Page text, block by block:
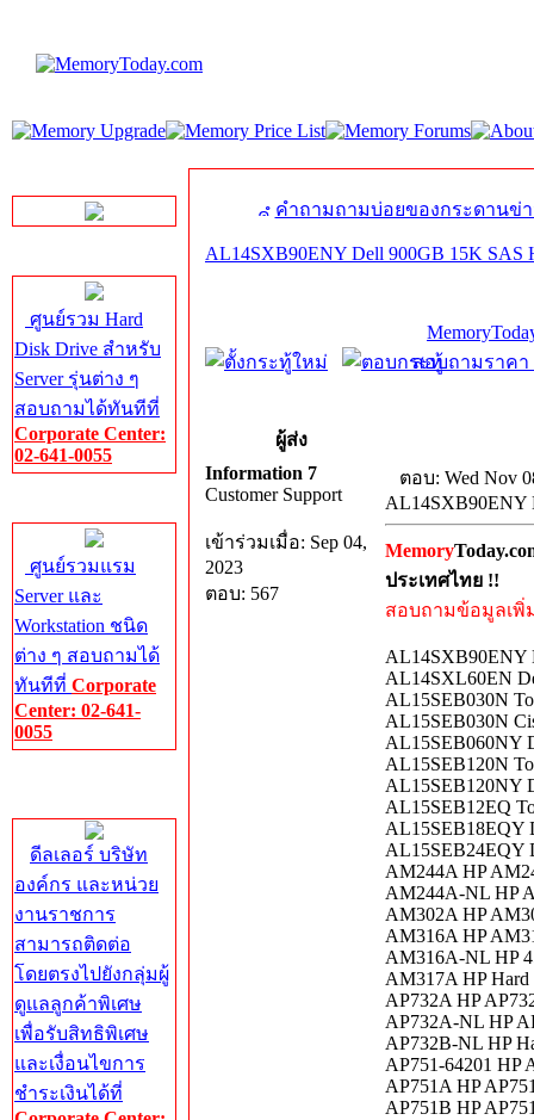
ศูนย์รวม Hard
Disk Drive สำหรับ
Server รุ่นต่าง ๆ
สอบถามได้ทันทีที่
Corporate Center:
02-641-0055
ศูนย์รวมแรม
Server และ
Workstation ชนิด
ต่าง ๆ สอบถามได้
ทันทีที่ Corporate
Center: 02-641-
0055
ดีลเลอร์ บริษัท
องค์กร และหน่วย
งานราชการ
สามารถติดต่อ
โดยตรงไปยังกลุ่มผู้
ดูแลลูกค้าพิเศษ
เพื่อรับสิทธิพิเศษ
และเงื่อนไขการ
ชำระเงินได้ที่
คำถามถามบ่อยของกระดานข่
AL14SXB90ENY Dell 900GB 15K SAS
สอบถามราคา
ผู้ส่ง
Information 7
Customer Support
เข้าร่วมเมื่อ: Sep 04,
2023
ตอบ: 567
ตอบ: Wed Nov
AL14SXB90ENY
Memory
ประเทศไทย !!
สอบถามข้อมูลเพิ่
AL14SXB90ENY
AL14SXL60EN
AL15SEB030N
AL15SEB030N
AL15SEB060NY
AL15SEB120N
AL15SEB120NY
AL15SEB12EQ
AL15SEB18EQY
AL15SEB24EQY
AM244A HP
AM244A-NL HP
AM302A HP
AM316A HP
AM316A-NL HP
AM317A HP
AP732A HP
AP732A-NL HP
AP732B-NL HP
AP751-64201 HP
AP751A HP
AP751B HP